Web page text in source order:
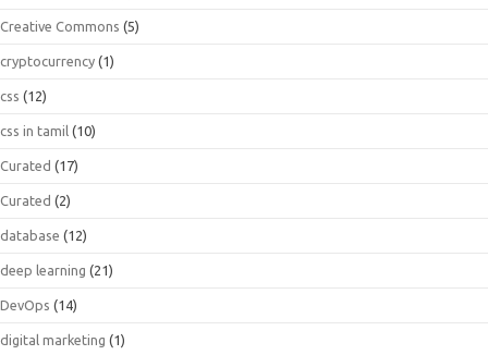
Creative Commons (5)
cryptocurrency (1)
css (12)
css in tamil (10)
Curated (17)
Curated (2)
database (12)
deep learning (21)
DevOps (14)
digital marketing (1)